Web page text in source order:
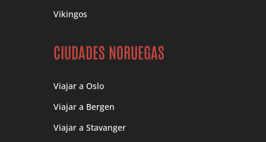
Vikingos
CIUDADES NORUEGAS
Viajar a Oslo
Viajar a Bergen
Viajar a Stavanger